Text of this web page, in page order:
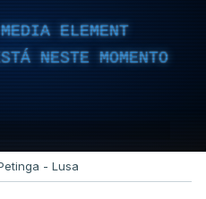
ELEMENT
NESTE MOMENTO
- Lusa